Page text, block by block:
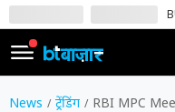
SIGN
IN
News ट्रेंडिंग RBI MPC Meet 2025: